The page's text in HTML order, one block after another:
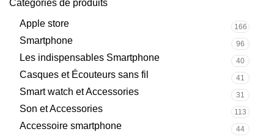
Catégories de produits
Apple store
166
Smartphone 96
Les indispensables Smartphone 40
Casques et Écouteurs sans fil 41
Smart watch et Accessories 31
Son et Accessories 113
Accessoire smartphone 44